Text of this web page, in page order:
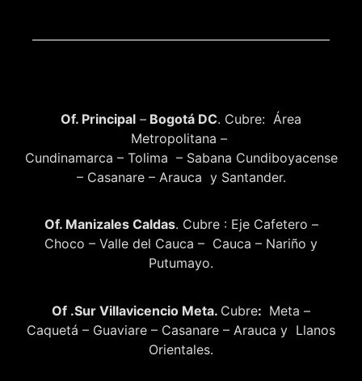
Of. Principal – Bogotá DC. Cubre: Área
Metropolitana –
Cundinamarca – Tolima – Sabana Cundiboyacense
– Casanare – Arauca y Santander.
Of. Manizales Caldas. Cubre : Eje Cafetero –
Choco – Valle del Cauca – Cauca – Nariño y
Putumayo.
Of .Sur Villavicencio Meta. Cubre: Meta –
Caquetá – Guaviare – Casanare – Arauca y Llanos
Orientales.